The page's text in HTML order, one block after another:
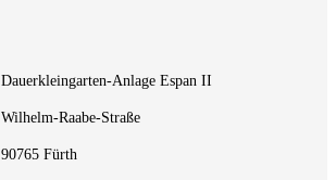
Dauerkleingarten-Anlage Espan II
Wilhelm-Raabe-Straße
90765 Fürth